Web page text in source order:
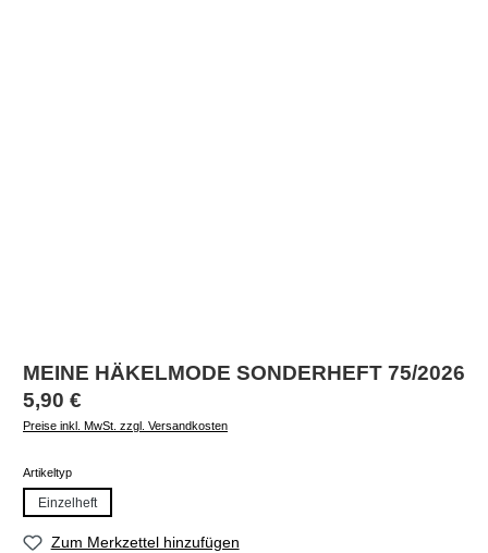
MEINE HÄKELMODE SONDERHEFT 75/2026
Regulärer Preis:
5,90 €
Preise inkl. MwSt. zzgl. Versandkosten
Artikeltypauswählen
Einzelheft
Zum Merkzettel hinzufügen